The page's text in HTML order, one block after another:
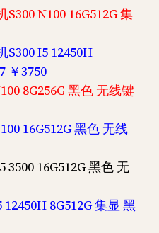
N100 16G512G 集
S300 I5 12450H
￥3750
8G256G 黑色 无线键
16G512G 黑色 无线
16G512G 黑色 无
8G512G 集显 黑